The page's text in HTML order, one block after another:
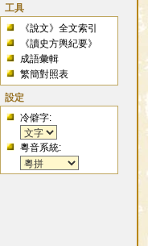
工具
《說文》全文索引
《讀史方輿紀要》
成語彙輯
繁簡對照表
設定
冷僻字:
粵音系統: